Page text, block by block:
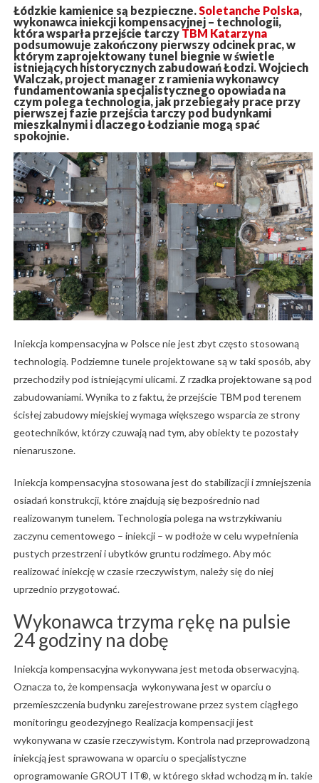
Łódzkie kamienice są bezpieczne.Soletanche Polska,
wykonawca iniekcji kompensacyjnej – technologii,
która wsparła przejście tarczy TBM Katarzyna
podsumowuje zakończony pierwszy odcinek prac, w
którym zaprojektowany tunel biegnie w świetle
istniejących historycznych zabudowań Łodzi. Wojciech
Walczak, project manager z ramienia wykonawcy
fundamentowania specjalistycznego opowiada na
czym polega technologia, jak przebiegały prace przy
pierwszej fazie przejścia tarczy pod budynkami
mieszkalnymi i dlaczego Łodzianie mogą spać
spokojnie.
Iniekcja kompensacyjna w Polsce nie jest zbyt często stosowaną
technologią. Podziemne tunele projektowane są w taki sposób, aby
przechodziły pod istniejącymi ulicami. Z rzadka projektowane są pod
zabudowaniami. Wynika to z faktu, że przejście TBM pod terenem
ścisłej zabudowy miejskiej wymaga większego wsparcia ze strony
geotechników, którzy czuwają nad tym, aby obiekty te pozostały
nienaruszone.
Iniekcja kompensacyjna stosowana jest do stabilizacji i zmniejszenia
osiadań konstrukcji, które znajdują się bezpośrednio nad
realizowanym tunelem. Technologia polega na wstrzykiwaniu
zaczynu cementowego – iniekcji – w podłoże w celu wypełnienia
pustych przestrzeni i ubytków gruntu rodzimego. Aby móc
realizować iniekcję w czasie rzeczywistym, należy się do niej
uprzednio przygotować.
Wykonawca trzyma rękę na pulsie
24 godziny na dobę
Iniekcja kompensacyjna wykonywana jest metoda obserwacyjną.
Oznacza to, że kompensacja wykonywana jest w oparciu o
przemieszczenia budynku zarejestrowane przez system ciągłego
monitoringu geodezyjnego Realizacja kompensacji jest
wykonywana w czasie rzeczywistym. Kontrola nad przeprowadzoną
iniekcją jest sprawowana w oparciu o specjalistyczne
oprogramowanie GROUT IT®, w którego skład wchodzą m in. takie